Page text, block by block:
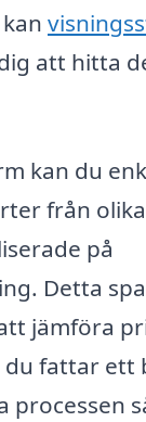
att hitta
kan du
från
på
Detta
jämföra
fattar ett
processen